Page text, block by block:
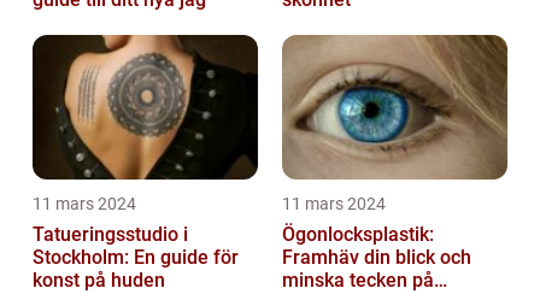
11 mars 2024
Tatueringsstudio i
Stockholm: En guide för
konst på huden
11 mars 2024
Ögonlocksplastik:
Framhäv din blick och
minska tecken på